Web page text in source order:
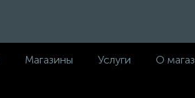
Магазины Услуги О